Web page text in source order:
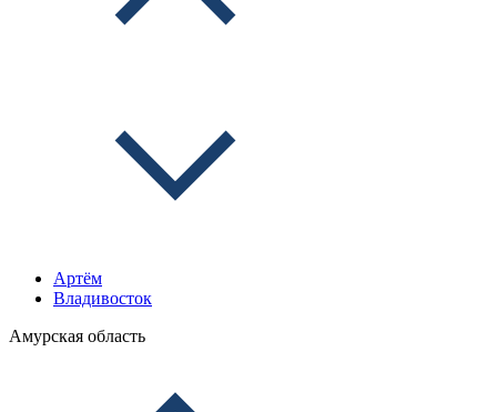
Артём
Владивосток
Амурская область